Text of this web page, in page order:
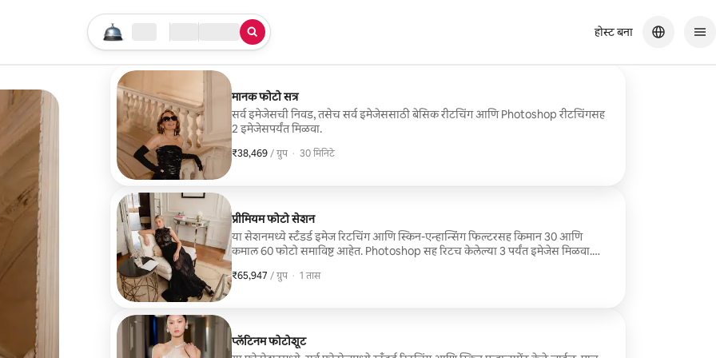
तुमचा सर्च सुरू करा
लोकेशन चेक इन / चेक आऊट
सेवेचा प्रकार
होस्ट बना
मानक फोटो सत्र
सर्व इमेजेसची निवड, तसेच सर्व इमेजेससाठी बेसिक रीटचिंग आणि Photoshop रीटचिंगसह
2 इमेजेसपर्यंत मिळवा.
₹38,469 / ग्रुप
₹38,469, प्रति ग्रुप
, · 30 मिनिटे
प्रीमियम फोटो सेशन
या सेशनमध्ये स्टॅंडर्ड इमेज रिटचिंग आणि स्किन-एन्हान्सिंग फिल्टरसह किमान 30 आणि
कमाल 60 फोटो समाविष्ट आहेत. Photoshop सह रिटच केलेल्या 3 पर्यंत इमेजेस मिळवा.
डिजिटल किंवा फिल्म इमेजेसची निवड करा
₹65,947 / ग्रुप
₹65,947, प्रति ग्रुप
, · 1 तास
प्लॅटिनम फोटोशूट